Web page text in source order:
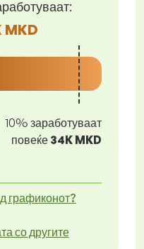
MKD
10% заработуваат
повеќе 34K MKD
графиконот?
со другите